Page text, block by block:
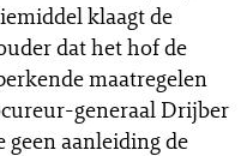
klaagt de
dat het hof de
maatregelen
generaal Drijber
aanleiding de